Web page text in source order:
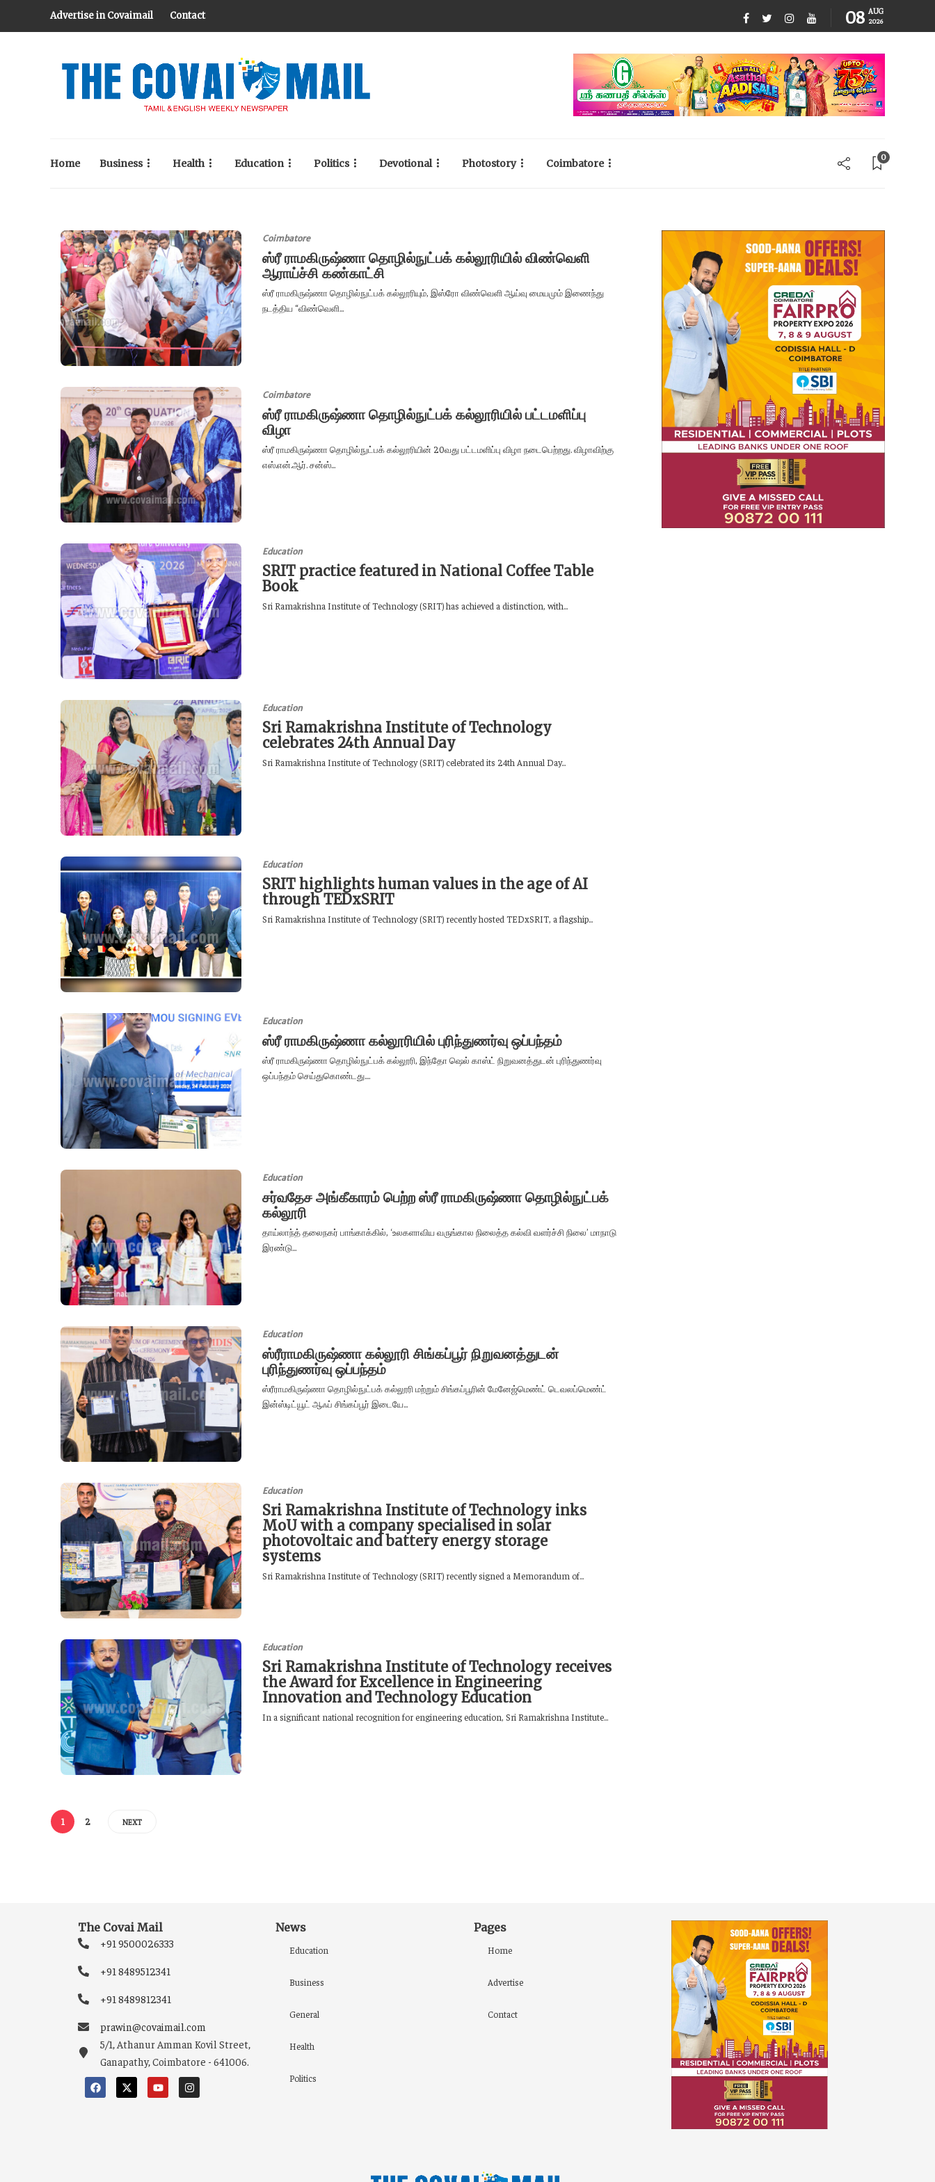
Advertise in Covaimail Contact 08 AUG
2026
Home Business Health Education Politics Devotional Photostory Coimbatore 0
Coimbatore
ஸ்ரீ ராமகிருஷ்ணா தொழில்நுட்பக் கல்லூரியில் விண்வெளி
ஆராய்ச்சி கண்காட்சி
ஸ்ரீ ராமகிருஷ்ணா தொழில்நுட்பக் கல்லூரியும், இஸ்ரோ விண்வெளி ஆய்வு மையமும் இணைந்து
நடத்திய “விண்வெளி...
Coimbatore
ஸ்ரீ ராமகிருஷ்ணா தொழில்நுட்பக் கல்லூரியில் பட்டமளிப்பு
விழா
ஸ்ரீ ராமகிருஷ்ணா தொழில்நுட்பக் கல்லூரியின் 20வது பட்டமளிப்பு விழா நடைபெற்றது. விழாவிற்கு
எஸ்.என்.ஆர். சன்ஸ்...
Education
SRIT practice featured in National Coffee Table
Book
Sri Ramakrishna Institute of Technology (SRIT) has achieved a distinction, with...
Education
Sri Ramakrishna Institute of Technology
celebrates 24th Annual Day
Sri Ramakrishna Institute of Technology (SRIT) celebrated its 24th Annual Day...
Education
SRIT highlights human values in the age of AI
through TEDxSRIT
Sri Ramakrishna Institute of Technology (SRIT) recently hosted TEDxSRIT, a flagship...
Education
ஸ்ரீ ராமகிருஷ்ணா கல்லூரியில் புரிந்துணர்வு ஒப்பந்தம்
ஸ்ரீ ராமகிருஷ்ணா தொழில்நுட்பக் கல்லூரி, இந்தோ ஷெல் காஸ்ட் நிறுவனத்துடன் புரிந்துணர்வு
ஒப்பந்தம் செய்துகொண்டது....
Education
சர்வதேச அங்கீகாரம் பெற்ற ஸ்ரீ ராமகிருஷ்ணா தொழில்நுட்பக்
கல்லூரி
தாய்லாந்த் தலைநகர் பாங்காக்கில், ‘உலகளாவிய வருங்கால நிலைத்த கல்வி வளர்ச்சி நிலை’ மாநாடு
இரண்டு...
Education
ஸ்ரீராமகிருஷ்ணா கல்லூரி சிங்கப்பூர் நிறுவனத்துடன்
புரிந்துணர்வு ஒப்பந்தம்
ஸ்ரீராமகிருஷ்ணா தொழில்நுட்பக் கல்லூரி மற்றும் சிங்கப்பூரின் மேனேஜ்மெண்ட் டெவலப்மெண்ட்
இன்ஸ்டிட்யூட் ஆஃப் சிங்கப்பூர் இடையே...
Education
Sri Ramakrishna Institute of Technology inks
MoU with a company specialised in solar
photovoltaic and battery energy storage
systems
Sri Ramakrishna Institute of Technology (SRIT) recently signed a Memorandum of...
Education
Sri Ramakrishna Institute of Technology receives
the Award for Excellence in Engineering
Innovation and Technology Education
In a significant national recognition for engineering education, Sri Ramakrishna Institute...
1 2 NEXT
The Covai Mail
+91 9500026333
+91 8489512341
+91 8489812341
prawin@covaimail.com
5/1, Athanur Amman Kovil Street,
Ganapathy, Coimbatore - 641006.
News
Education
Business
General
Health
Politics
Pages
Home
Advertise
Contact